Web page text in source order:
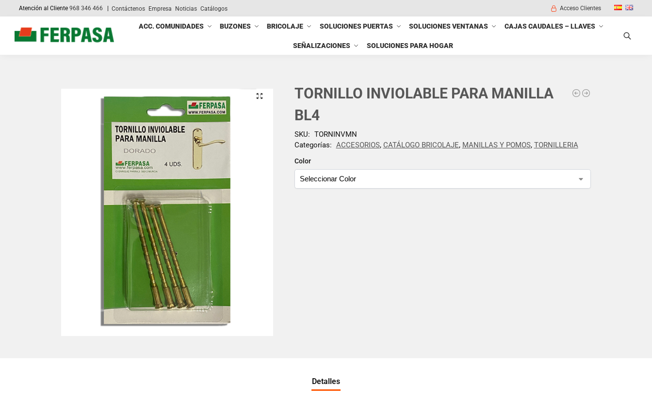
Atención al Cliente968 346 466 Contáctenos Empresa Noticias Catálogos Acceso Clientes
ACC. COMUNIDADES BUZONES BRICOLAJE SOLUCIONES PUERTAS SOLUCIONES VENTANAS CAJAS CAUDALES – LLAVES
SEÑALIZACIONES SOLUCIONES PARA HOGAR
Search
TORNILLO INVIOLABLE PARA MANILLA
BL4
Color
SKU: TORNINVMN
Categorías: ACCESORIOS, CATÁLOGO BRICOLAJE, MANILLAS Y POMOS, TORNILLERIA
Detalles